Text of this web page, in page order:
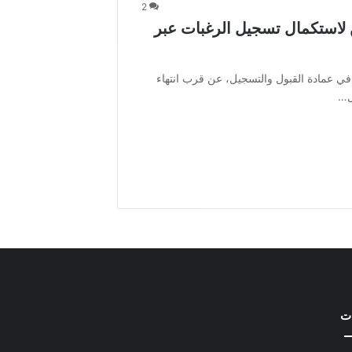
2
لاستكمال تسجيل الرغبات عبر
في عمادة القبول والتسجيل، عن قرب انتهاء